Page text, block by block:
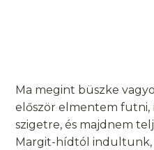
Ma megint büszke
először elmentem futni,
szigetre, és majdnem
Margit-hídtól indultunk,